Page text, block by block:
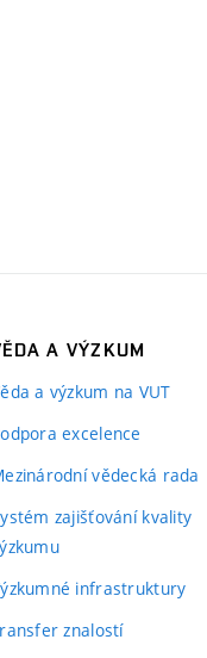
A VÝZKUM
a výzkum na VUT
excelence
vědecká rada
zajišťování kvality
infrastruktury
znalostí